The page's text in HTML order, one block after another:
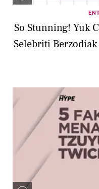
So Stunning! Yuk
Selebriti